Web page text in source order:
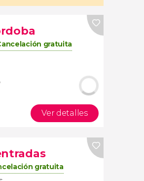
gratuita
Ver detalles
gratuita